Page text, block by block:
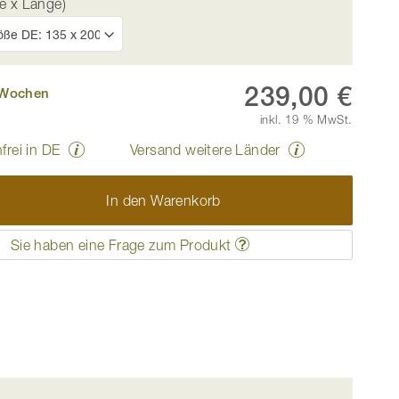
x Länge)
239,00 €
inkl. 19 % MwSt.
in DE Versand weitere Länder
In den Warenkorb
Sie haben eine Frage zum Produkt